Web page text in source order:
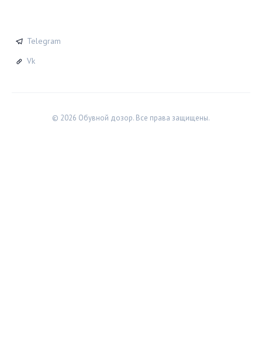
Telegram
Vk
© 2026 Обувной дозор. Все права защищены.